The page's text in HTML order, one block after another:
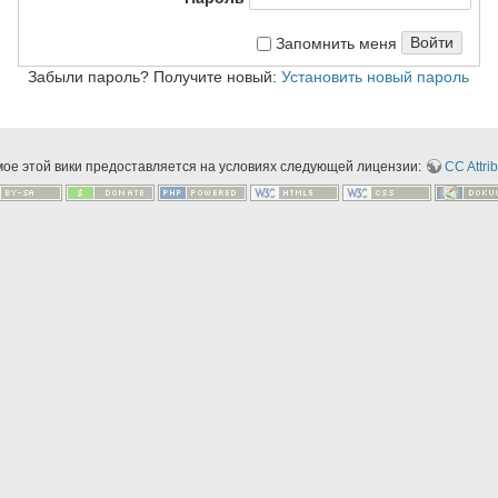
Запомнить меня
Войти
Забыли пароль? Получите новый:Установить новый пароль
этой вики предоставляется на условиях следующей лицензии: CC